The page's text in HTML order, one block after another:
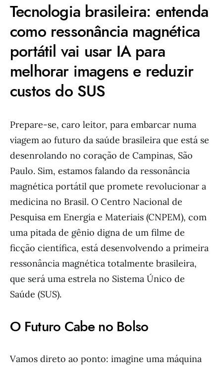
Tecnologia brasileira: entenda
como ressonância magnética
portátil vai usar IA para
melhorar imagens e reduzir
custos do SUS
Prepare-se, caro leitor, para embarcar numa
viagem ao futuro da saúde brasileira que está se
desenrolando no coração de Campinas, São
Paulo. Sim, estamos falando da ressonância
magnética portátil que promete revolucionar a
medicina no Brasil. O Centro Nacional de
Pesquisa em Energia e Materiais (CNPEM), com
uma pitada de gênio digna de um filme de
ficção científica, está desenvolvendo a primeira
ressonância magnética totalmente brasileira,
que será uma estrela no Sistema Único de
Saúde (SUS).
O Futuro Cabe no Bolso
Vamos direto ao ponto: imagine uma máquina